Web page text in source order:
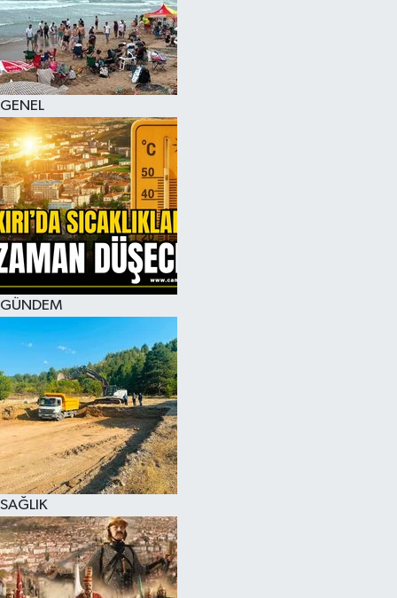
GENEL
GÜNDEM
SAĞLIK
KÜLTÜR SANAT
MAGAZİN
SAĞLIK
SİYASET
SPOR
TEKNOLOJİ
VİZYONDAKİLER
YAŞAM